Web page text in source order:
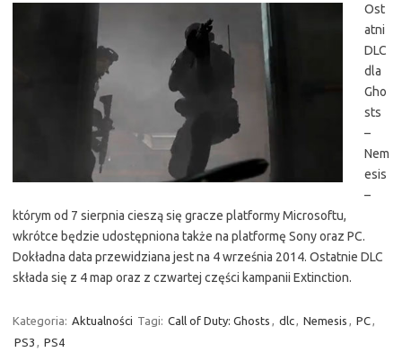
Ost
atni
DLC
dla
Gho
sts
–
Nem
esis
–
którym od 7 sierpnia cieszą się gracze platformy Microsoftu,
wkrótce będzie udostępniona także na platformę Sony oraz PC.
Dokładna data przewidziana jest na 4 września 2014. Ostatnie DLC
składa się z 4 map oraz z czwartej części kampanii Extinction.
Kategoria: Aktualności Tagi: Call of Duty: Ghosts dlc Nemesis PC
PS3
PS4